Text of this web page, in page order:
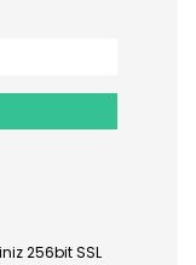
256bit SSL